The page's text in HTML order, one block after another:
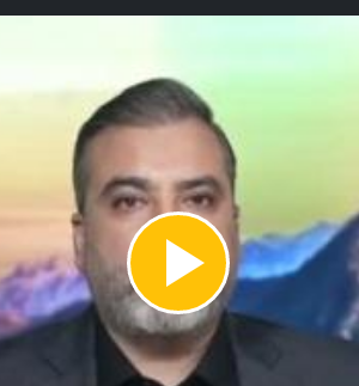
Play
Video